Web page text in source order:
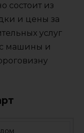
состоит из
и цены за
услуг
машины и